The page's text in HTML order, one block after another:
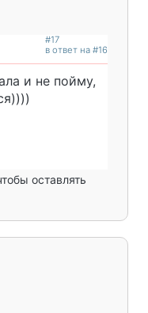
#17
в ответ на #16
и не пойму,
оставлять